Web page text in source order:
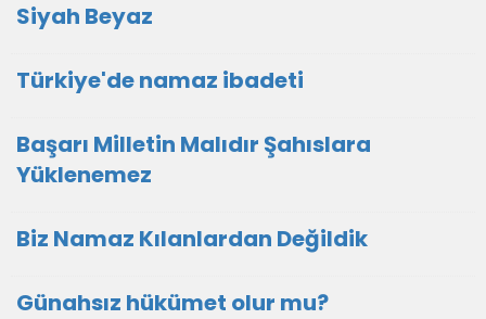
Siyah Beyaz
Türkiye'de namaz ibadeti
Başarı Milletin Malıdır Şahıslara
Yüklenemez
Biz Namaz Kılanlardan Değildik
Günahsız hükümet olur mu?